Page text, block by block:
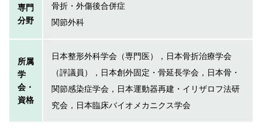
専門
分野
骨折・外傷後合併症
関節外科
所属
学
会・
資格
日本整形外科学会（専門医），日本骨折治療学会
（評議員），日本創外固定・骨延長学会，日本骨・
関節感染症学会，日本運動器再建・イリザロフ法研
究会，日本臨床バイオメカニクス学会